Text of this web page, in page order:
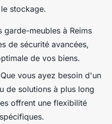
stockage.
garde-meubles à Reims
de sécurité avancées,
de vos biens.
vous ayez besoin d'un
de solutions à plus long
offrent une flexibilité